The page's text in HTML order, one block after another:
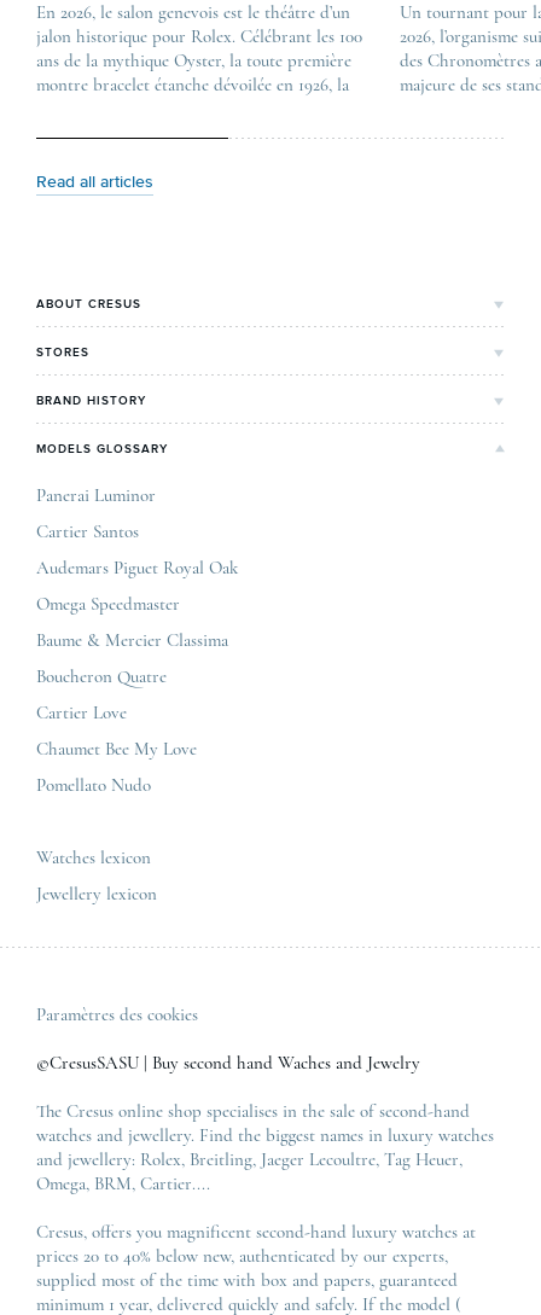
Read all articles
En 2026, le salon genevois est le théâtre d’un
jalon historique pour Rolex. Célébrant les 100
ans de la mythique Oyster, la toute première
montre bracelet étanche dévoilée en 1926, la
commémorative alliant héritage patrimonial et
métallurgique à la réinterprétation esthétique
The post
Les nouveautés
first appeared on
Lovetime
Un tournant pour
2026, l’organisme
des Chronomètres
majeure de ses
Chronometer”,
ABOUT CRESUS
Cresus' Story
Our expertise
Press review
Careers
GCS
Legal informations
Privacy & policy
Sitemap
Contact
STORES
Bordeaux's Shop
BRAND HISTORY
Rolex
Omega
IWC
Zénith
All the luxury models
MODELS GLOSSARY
Panerai Luminor
Cartier Santos
Audemars Piguet Royal Oak
Omega Speedmaster
Baume & Mercier Classima
Boucheron Quatre
Cartier Love
Chaumet Bee My Love
Pomellato Nudo
Watches lexicon
Jewellery lexicon
Paramètres des cookies
©CresusSASU | Buy second hand Waches and Jewelry
The Cresus online shop specialises in the sale of second-hand
watches and jewellery. Find the biggest names in luxury watches
and jewellery: Rolex, Breitling, Jaeger Lecoultre, Tag Heuer,
Omega, BRM, Cartier....
Cresus, offers you magnificent second-hand luxury watches at
prices 20 to 40% below new, authenticated by our experts,
supplied most of the time with box and papers, guaranteed
minimum 1 year, delivered quickly and safely. If the model (